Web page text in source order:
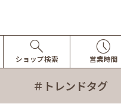
ショップ検索 営業時間
＃トレンドタグ